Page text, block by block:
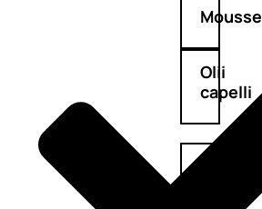
Mousse
Olii
capelli